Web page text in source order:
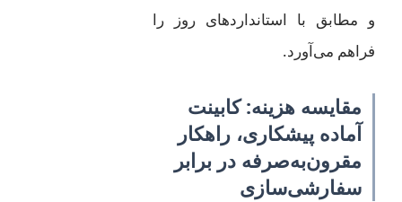
و مطابق با استانداردهای روز را
فراهم می‌آورد.
مقایسه هزینه: کابینت
آماده پیشکاری، راهکار
مقرون‌به‌صرفه در برابر
سفارشی‌سازی